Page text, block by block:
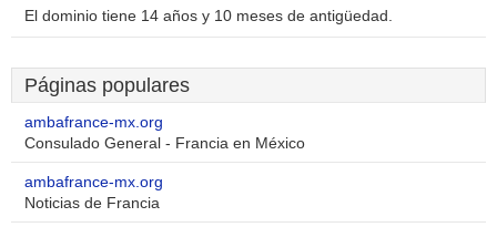
El dominio tiene 14 años y 10 meses de antigüedad.
Páginas populares
ambafrance-mx.org
Consulado General - Francia en México
ambafrance-mx.org
Noticias de Francia